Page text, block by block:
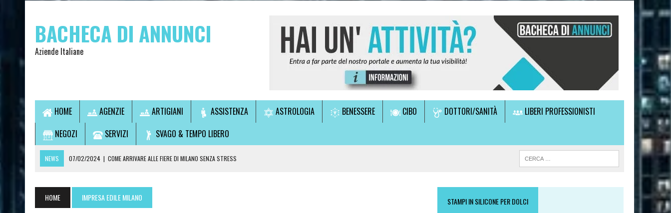
BACHECA DI ANNUNCI
Aziende Italiane
HOME AGENZIE ARTIGIANI ASSISTENZA ASTROLOGIA BENESSERE CIBO DOTTORI/SANITÀ
LIBERI PROFESSIONISTI
NEGOZI
SERVIZI SVAGO & TEMPO LIBERO
NEWS 07/02/2024 | COME ARRIVARE ALLE FIERE DI MILANO SENZA STRESS
28/07/2021 | CONSULTI DI CARTOMANZIA
HOME IMPRESA EDILE MILANO STAMPI IN SILICONE PER DOLCI